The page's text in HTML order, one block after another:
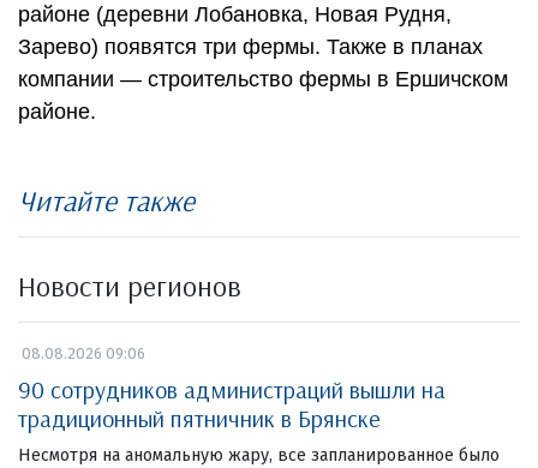
районе (деревни Лобановка, Новая Рудня,
Зарево) появятся три фермы. Также в планах
компании — строительство фермы в Ершичском
районе.
Читайте также
Новости регионов
08.08.2026 09:06
90 сотрудников администраций вышли на
традиционный пятничник в Брянске
Несмотря на аномальную жару, все запланированное было